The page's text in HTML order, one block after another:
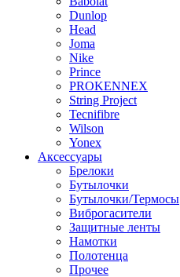
Dunlop
Head
Joma
Nike
Prince
PROKENNEX
String Project
Tecnifibre
Wilson
Yonex
Аксессуары
Брелоки
Бутылочки
Бутылочки/Термосы
Виброгасители
Защитные ленты
Намотки
Полотенца
Прочее